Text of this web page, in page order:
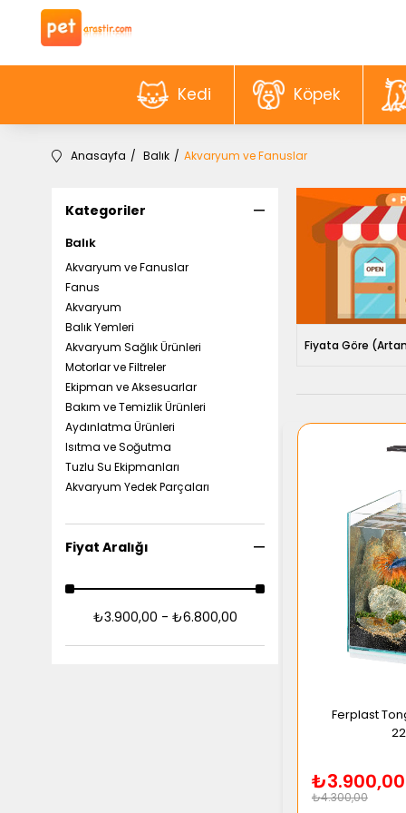
Kedi Köpek
Anasayfa Balık Akvaryum ve Fanuslar
Kategoriler
Balık
Akvaryum ve Fanuslar
Fanus
Akvaryum
Balık Yemleri
Akvaryum Sağlık Ürünleri
Motorlar ve Filtreler
Ekipman ve Aksesuarlar
Bakım ve Temizlik Ürünleri
Aydınlatma Ürünleri
Isıtma ve Soğutma
Tuzlu Su Ekipmanları
Akvaryum Yedek Parçaları
Fiyat Aralığı
₺3.900,00 - ₺6.800,00
Fiyata Göre
Ferplast
₺3.900,00
₺4.300,00